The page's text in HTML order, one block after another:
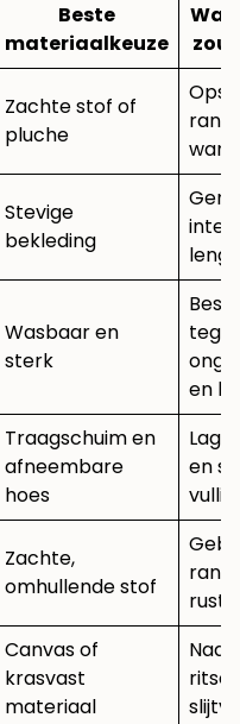
Beste
materiaalkeuze
zou
Zachte stof of
pluche
Stevige
bekleding
Wasbaar en
sterk
en
Traagschuim en
afneembare
hoes
en
Zachte,
omhullende stof
rand
Canvas of
krasvast
materiaal